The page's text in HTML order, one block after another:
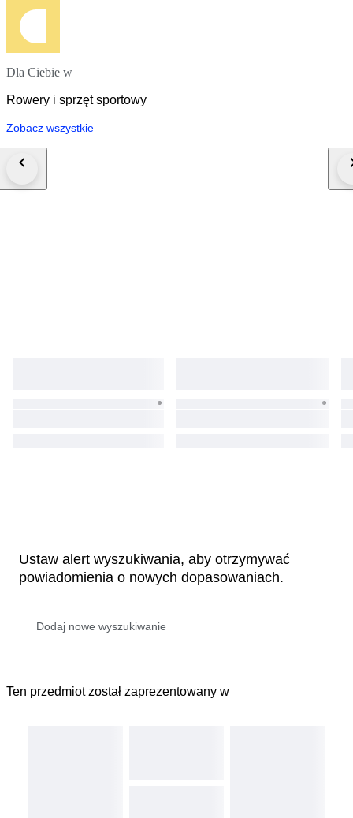
Dla Ciebie w
Rowery i sprzęt sportowy
Zobacz wszystkie
Ustaw alert wyszukiwania, aby otrzymywać
powiadomienia o nowych dopasowaniach.
Ten przedmiot został zaprezentowany w